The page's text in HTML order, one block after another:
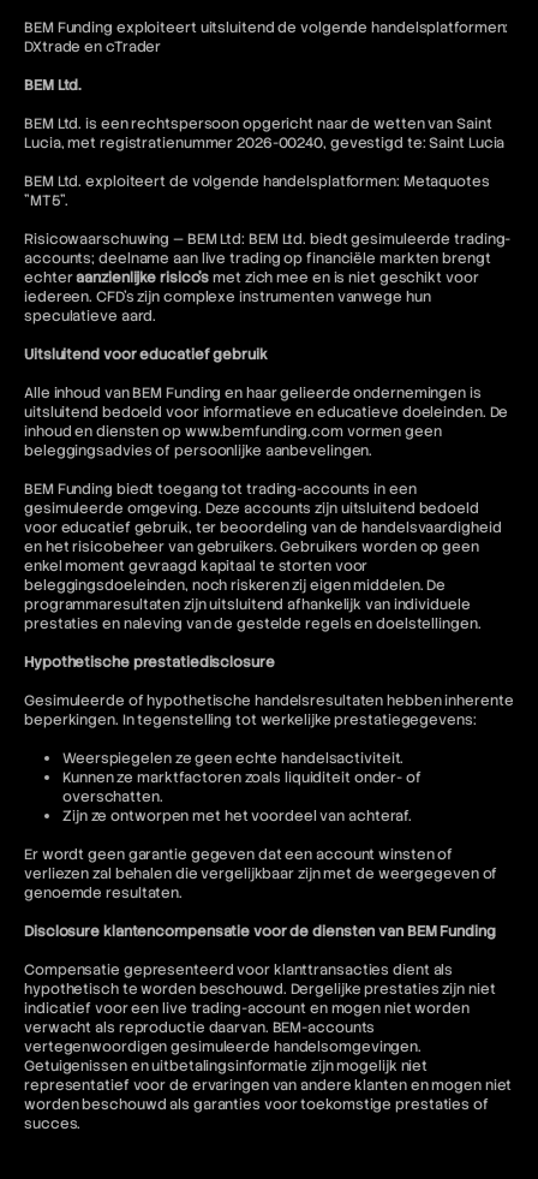
BEM Funding exploiteert uitsluitend de volgende handelsplatformen:
DXtrade en cTrader
BEM Ltd.
BEM Ltd. is een rechtspersoon opgericht naar de wetten van Saint
Lucia, met registratienummer 2026-00240, gevestigd te: Saint Lucia
BEM Ltd. exploiteert de volgende handelsplatformen: Metaquotes
"MT5".
Risicowaarschuwing — BEM Ltd: BEM Ltd. biedt gesimuleerde trading-
accounts; deelname aan live trading op financiële markten brengt
echteraanzienlijke risico'smet zich mee en is niet geschikt voor
iedereen. CFD's zijn complexe instrumenten vanwege hun
speculatieve aard.
Uitsluitend voor educatief gebruik
Alle inhoud van BEM Funding en haar gelieerde ondernemingen is
uitsluitend bedoeld voor informatieve en educatieve doeleinden. De
inhoud en diensten op www.bemfunding.com vormen geen
beleggingsadvies of persoonlijke aanbevelingen.
BEM Funding biedt toegang tot trading-accounts in een
gesimuleerde omgeving. Deze accounts zijn uitsluitend bedoeld
voor educatief gebruik, ter beoordeling van de handelsvaardigheid
en het risicobeheer van gebruikers. Gebruikers worden op geen
enkel moment gevraagd kapitaal te storten voor
beleggingsdoeleinden, noch riskeren zij eigen middelen. De
programmaresultaten zijn uitsluitend afhankelijk van individuele
prestaties en naleving van de gestelde regels en doelstellingen.
Hypothetische prestatiedisclosure
Gesimuleerde of hypothetische handelsresultaten hebben inherente
beperkingen. In tegenstelling tot werkelijke prestatiegegevens:
Weerspiegelen ze geen echte handelsactiviteit.
Kunnen ze marktfactoren zoals liquiditeit onder- of
overschatten.
Zijn ze ontworpen met het voordeel van achteraf.
Er wordt geen garantie gegeven dat een account winsten of
verliezen zal behalen die vergelijkbaar zijn met de weergegeven of
genoemde resultaten.
Disclosure klantencompensatie voor de diensten van BEM Funding
Compensatie gepresenteerd voor klanttransacties dient als
hypothetisch te worden beschouwd. Dergelijke prestaties zijn niet
indicatief voor een live trading-account en mogen niet worden
verwacht als reproductie daarvan. BEM-accounts
vertegenwoordigen gesimuleerde handelsomgevingen.
Getuigenissen en uitbetalingsinformatie zijn mogelijk niet
representatief voor de ervaringen van andere klanten en mogen niet
worden beschouwd als garanties voor toekomstige prestaties of
succes.